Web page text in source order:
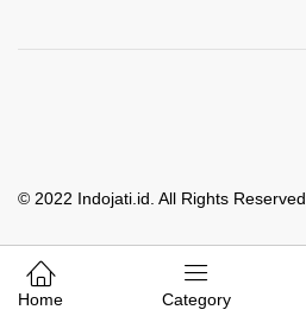
Whatsapp Kami
© 2022 Indojati.id. All Rights Reserved
Home Category